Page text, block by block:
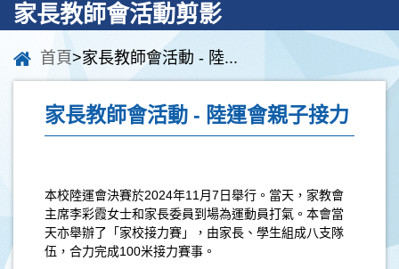
家長教師會活動剪影
首頁>家長教師會活動 - 陸...
家長教師會活動 - 陸運會親子接力
本校陸運會決賽於2024年11月7日舉行。當天，家教會
主席李彩霞女士和家長委員到場為運動員打氣。本會當
天亦舉辦了「家校接力賽」，由家長、學生組成八支隊
伍，合力完成100米接力賽事。